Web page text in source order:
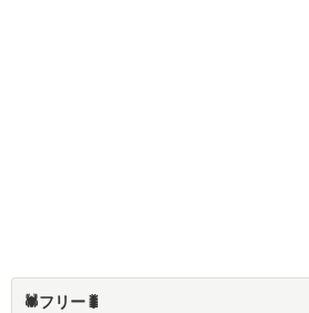
🕷️フリー🐛